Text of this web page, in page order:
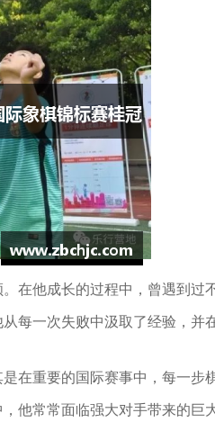
在他成长的过程中，曾遇到
每一次失败中汲取了经验，并
在重要的国际赛事中，每一
他常常面临强大对手带来的